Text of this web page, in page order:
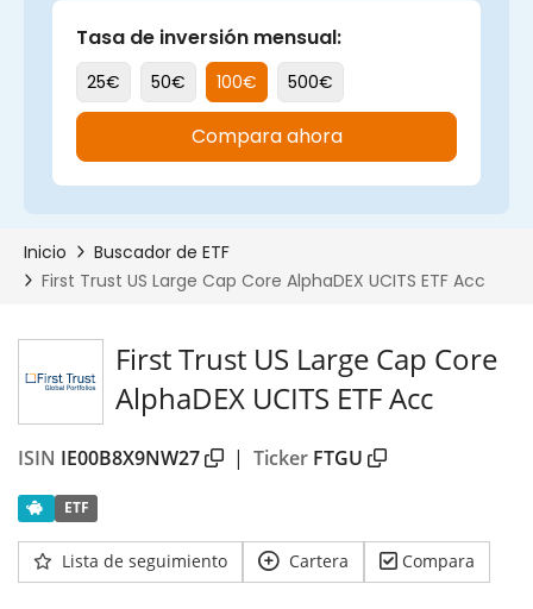
First Trust US Large Cap Core
AlphaDEX UCITS ETF Acc
ISIN IE00B8X9NW27 | Ticker FTGU
ETF
Lista de seguimiento Cartera Compara